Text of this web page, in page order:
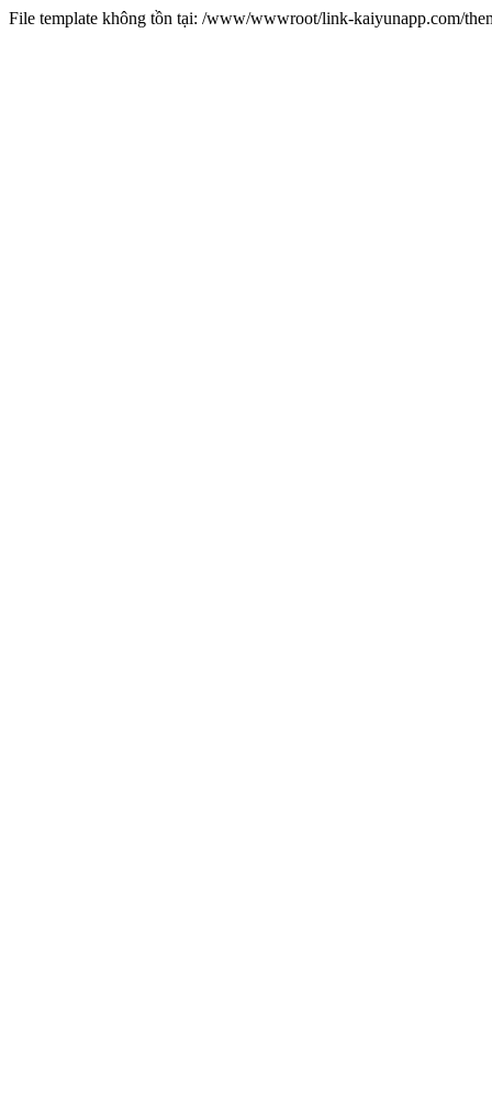
File template không tồn tại: /www/wwwroot/link-kaiyunapp.com/